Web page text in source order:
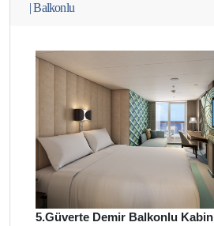
|Balkonlu
5.Güverte Demir Balkonlu Kabin